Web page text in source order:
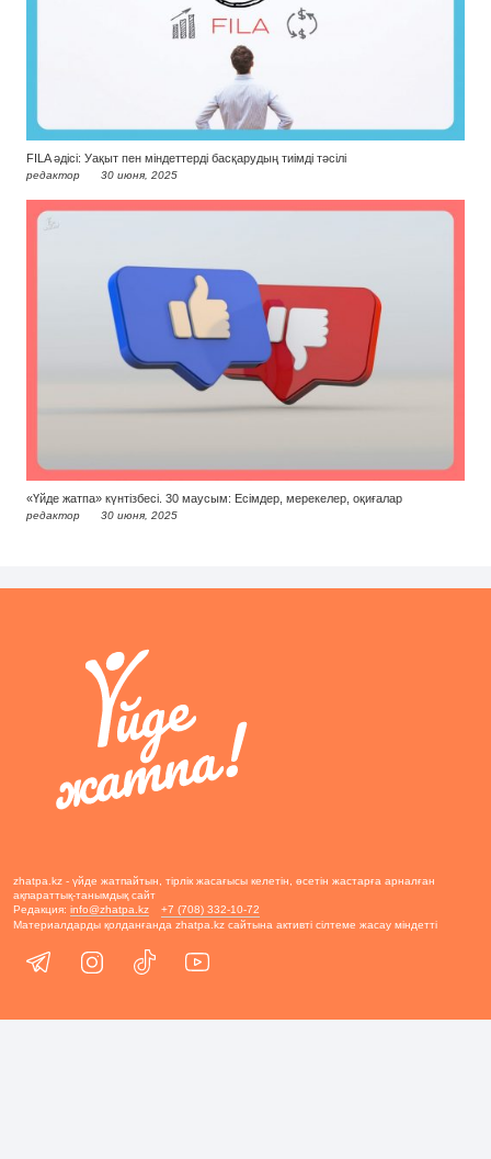
FILA әдісі: Уақыт пен міндеттерді басқарудың тиімді тәсілі
редактор 30 июня, 2025
«Үйде жатпа» күнтізбесі. 30 маусым: Есімдер, мерекелер, оқиғалар
редактор 30 июня, 2025
zhatpa.kz - үйде жатпайтын, тірлік жасағысы келетін, өсетін жастарға арналған
ақпараттық-танымдық сайт
Редакция: info@zhatpa.kz
+7 (708) 332-10-72
Материалдарды қолданғанда zhatpa.kz сайтына активті сілтеме жасау міндетті